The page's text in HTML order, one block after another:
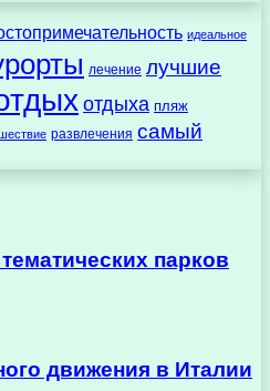
идеальное
лечение лучшие
отдыха пляж
развлечения самый
парков
движения в Италии